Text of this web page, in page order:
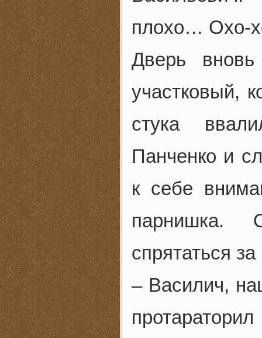
плохо… Охо-
Дверь вновь
участковый,
стука
Панченко и
к себе
парнишка.
спрятаться
– Василич,